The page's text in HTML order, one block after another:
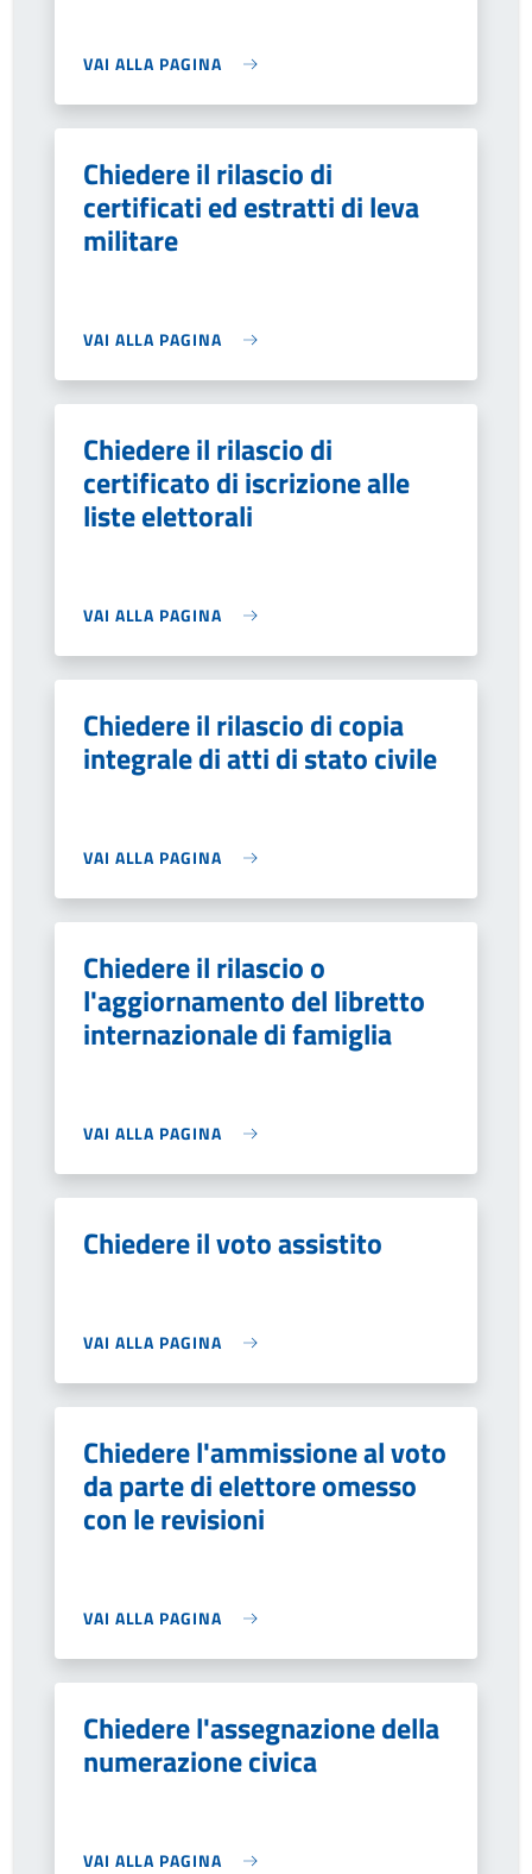
VAI ALLA PAGINA
Chiedere il rilascio di
certificati ed estratti di leva
militare
VAI ALLA PAGINA
Chiedere il rilascio di
certificato di iscrizione alle
liste elettorali
VAI ALLA PAGINA
Chiedere il rilascio di copia
integrale di atti di stato civile
VAI ALLA PAGINA
Chiedere il rilascio o
l'aggiornamento del libretto
internazionale di famiglia
VAI ALLA PAGINA
Chiedere il voto assistito
VAI ALLA PAGINA
Chiedere l'ammissione al voto
da parte di elettore omesso
con le revisioni
VAI ALLA PAGINA
Chiedere l'assegnazione della
numerazione civica
VAI ALLA PAGINA